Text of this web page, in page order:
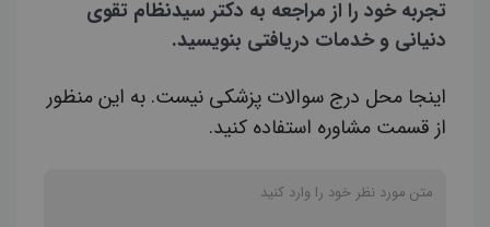
تجربه خود را از مراجعه به دکتر سیدنظام تقوی
دنیانی و خدمات دریافتی بنویسید.
اینجا محل درج سوالات پزشکی نیست. به این منظور
از قسمت مشاوره استفاده کنید.